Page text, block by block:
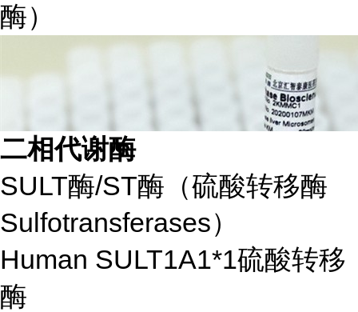
酶）
二相代谢酶
SULT酶/ST酶（硫酸转移酶
Sulfotransferases）
Human SULT1A1*1硫酸转移
酶